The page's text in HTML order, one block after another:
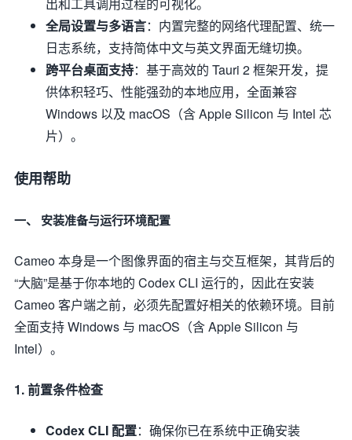
全局设置与多语言：内置完整的网络代理配置、统一
日志系统，支持简体中文与英文界面无缝切换。
跨平台桌面支持：基于高效的 Tauri 2 框架开发，提
供体积轻巧、性能强劲的本地应用，全面兼容
Windows 以及 macOS（含 Apple Silicon 与 Intel 芯
片）。
使用帮助
一、 安装准备与运行环境配置
Cameo 本身是一个图像界面的宿主与交互框架，其背后的
“大脑”是基于你本地的 Codex CLI 运行的，因此在安装
Cameo 客户端之前，必须先配置好相关的依赖环境。目前
全面支持 Windows 与 macOS（含 Apple Silicon 与
Intel）。
1. 前置条件检查
Codex CLI 配置：确保你已在系统中正确安装